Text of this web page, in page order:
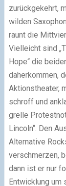
zurückgekehrt,
wilden
raunt die
Vielleicht sind
Hope“ die
daherkommen,
Aktionstheater,
schroff und
grelle
Lincoln“. Den
Alternative
verschmerzen,
dann ist er nur
Entwicklung um